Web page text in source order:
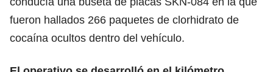
fueron hallados 266 paquetes de clorhidrato de
cocaína ocultos dentro del vehículo.